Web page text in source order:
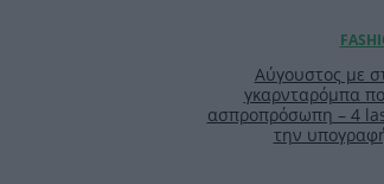
Αύγουστος με
γκαρνταρόμπα
ασπροπρόσωπη – 4
την